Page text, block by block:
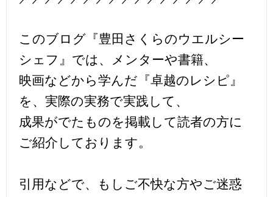
このブログ『豊田さくらのウエルシー
シェフ』では、メンターや書籍、
映画などから学んだ『卓越のレシピ』
を、実際の実務で実践して、
成果がでたものを掲載して読者の方に
ご紹介しております。
引用などで、もしご不快な方やご迷惑